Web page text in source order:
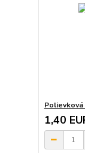
Polievková
1,40